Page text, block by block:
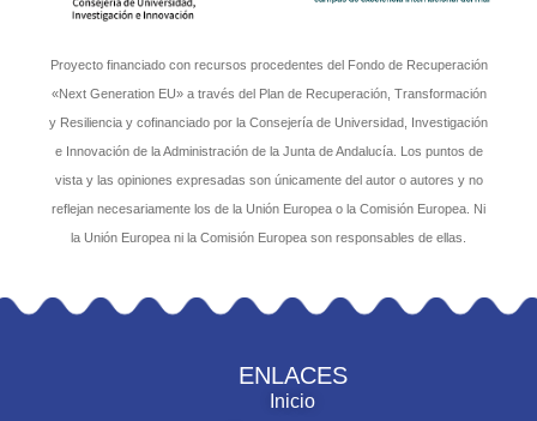
Proyecto financiado con recursos procedentes del Fondo de Recuperación
«Next Generation EU» a través del Plan de Recuperación, Transformación
y Resiliencia y cofinanciado por la Consejería de Universidad, Investigación
e Innovación de la Administración de la Junta de Andalucía. Los puntos de
vista y las opiniones expresadas son únicamente del autor o autores y no
reflejan necesariamente los de la Unión Europea o la Comisión Europea. Ni
la Unión Europea ni la Comisión Europea son responsables de ellas.
ENLACES
Inicio